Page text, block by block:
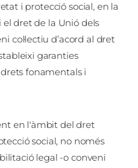
i protecció social, en la
dret de la Unió dels
col·lectiu d’acord al dret
garanties
fonamentals i
en l'àmbit del dret
social, no només
legal -o conveni